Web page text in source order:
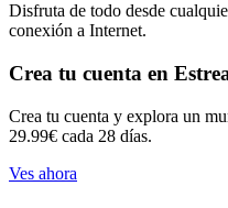
Disfruta de todo desde
conexión a Internet.
Crea tu cuenta en
Crea tu cuenta y explora un
29.99€ cada 28 días.
Ves ahora